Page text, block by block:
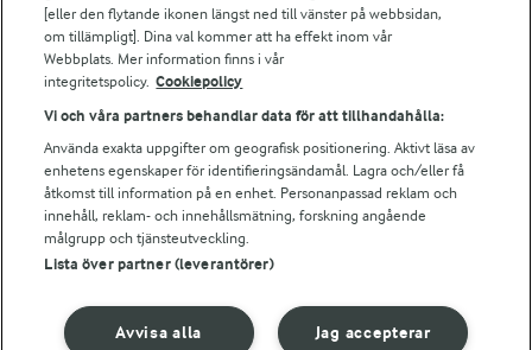
Följ oss
© 2026 Arla Foods
Integritetspolicy
[eller den flytande ikonen längst ned till vänster på webbsidan,
om tillämpligt]. Dina val kommer att ha effekt inom vår
Webbplats. Mer information finns i vår
integritetspolicy. Cookiepolicy
Vi och våra partners behandlar data för att tillhandahålla:
Använda exakta uppgifter om geografisk positionering. Aktivt läsa av
enhetens egenskaper för identifieringsändamål. Lagra och/eller få
åtkomst till information på en enhet. Personanpassad reklam och
innehåll, reklam- och innehållsmätning, forskning angående
målgrupp och tjänsteutveckling.
Lista över partner (leverantörer)
Jag accepterar
Avvisa alla